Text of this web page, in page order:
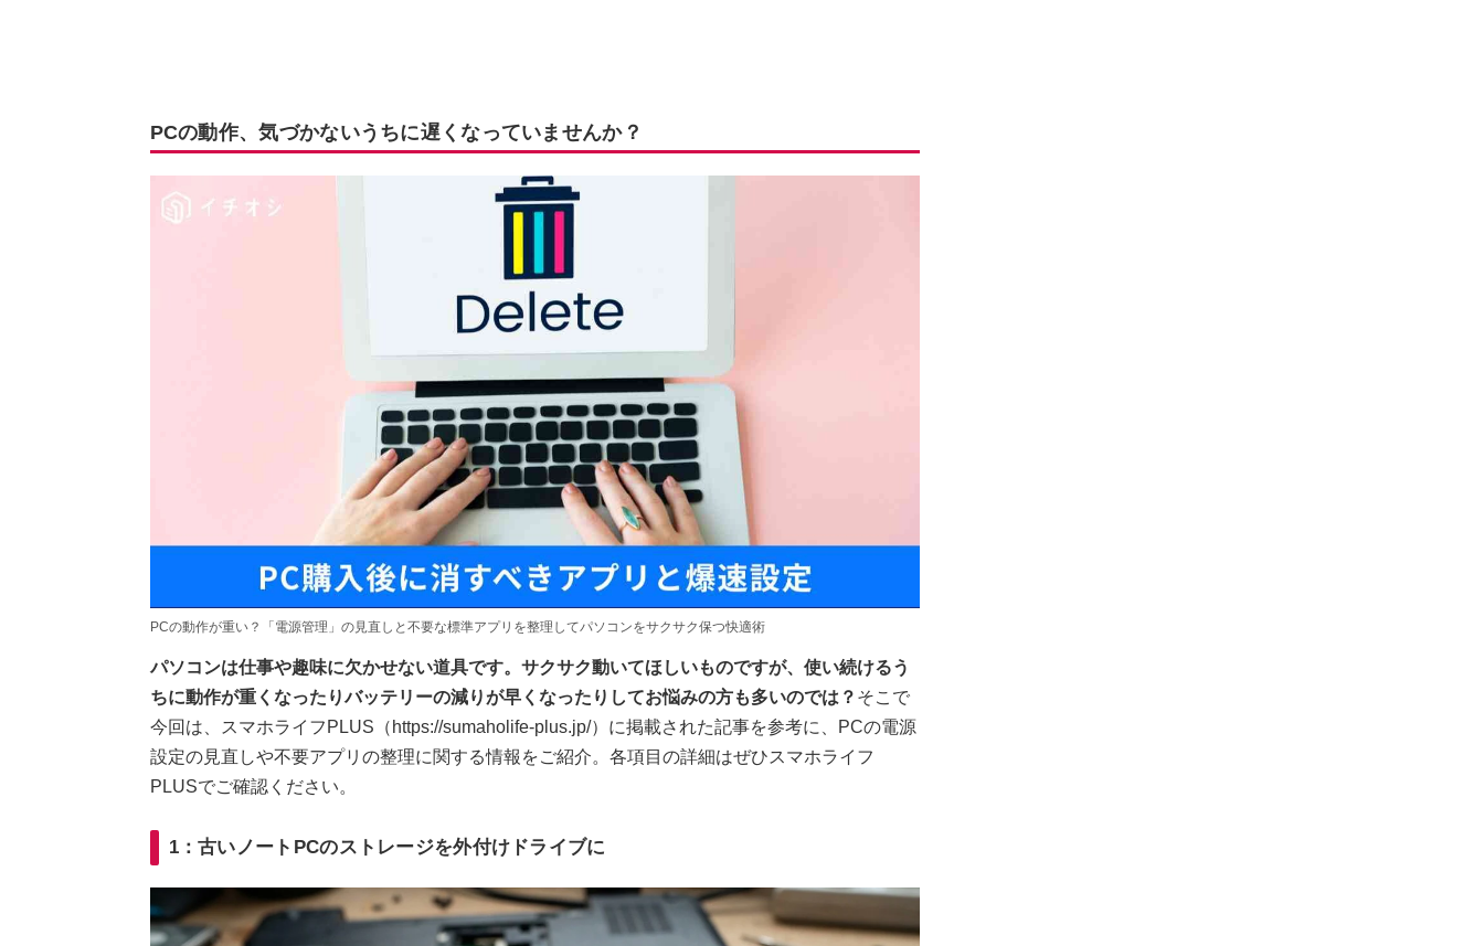
PCの動作、気づかないうちに遅くなっていませんか？
PCの動作が重い？「電源管理」の見直しと不要な標準アプリを整理してパソコンをサクサク保つ快適術
パソコンは仕事や趣味に欠かせない道具です。サクサク動いてほしいものですが、使い続けるう
ちに動作が重くなったりバッテリーの減りが早くなったりしてお悩みの方も多いのでは？ そこで
今回は、スマホライフPLUS（https://sumaholife-plus.jp/）に掲載された記事を参考に、PCの電源
設定の見直しや不要アプリの整理に関する情報をご紹介。各項目の詳細はぜひスマホライフ
PLUSでご確認ください。
1：古いノートPCのストレージを外付けドライブに